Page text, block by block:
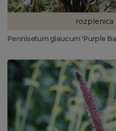
rozplenica
Pennisetum glaucum 'Purple